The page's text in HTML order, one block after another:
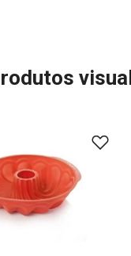
e Pastelaria